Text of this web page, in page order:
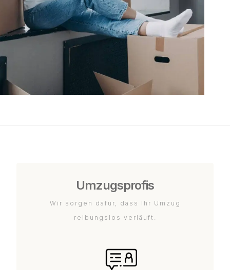
Umzugsprofis
Wir sorgen dafür, dass Ihr Umzug
reibungslos verläuft.